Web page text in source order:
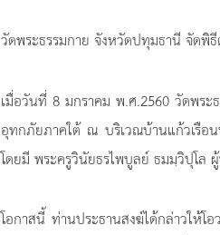
วัดพระธรรมกาย จังหวัดปทุมธานี จัดพิ
เมื่อวันที่ 8 มกราคม พ.ศ.2560 วัดพระ
อุทกภัยภาคใต้ ณ บริเวณบ้านแก้วเรือ
โดยมี พระครูวินัยธรไพบูลย์ ธมมฺวิปุโล
โอกาสนี้ ท่านประธานสงฆ์ได้กล่าวให้โ